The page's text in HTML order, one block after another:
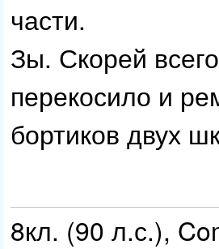
части.
Зы. Скорей
перекосило и
бортиков двух
8кл. (90 л.с.),